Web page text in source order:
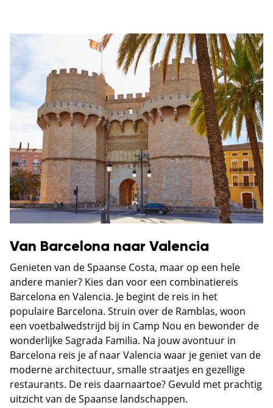
Van Barcelona naar Valencia
Genieten van de Spaanse Costa, maar op een hele
andere manier? Kies dan voor een combinatiereis
Barcelona en Valencia. Je begint de reis in het
populaire Barcelona. Struin over de Ramblas, woon
een voetbalwedstrijd bij in Camp Nou en bewonder de
wonderlijke Sagrada Familia. Na jouw avontuur in
Barcelona reis je af naar Valencia waar je geniet van de
moderne architectuur, smalle straatjes en gezellige
restaurants. De reis daarnaartoe? Gevuld met prachtig
uitzicht van de Spaanse landschappen.